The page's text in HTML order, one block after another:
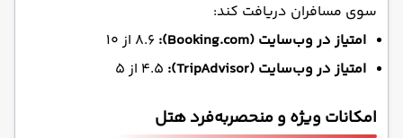
سوی مسافران دریافت کند:
امتیاز در وب‌سایت (Booking.com):
امتیاز در وب‌سایت (TripAdvisor):
امکانات ویژه و منحصربه‌فرد هتل